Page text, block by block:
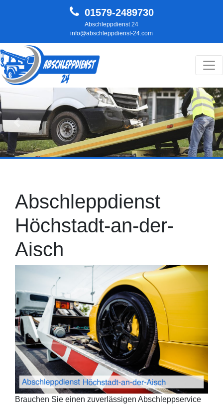
01579-2489730
Abschleppdienst 24
info@abschleppdienst-24.com
Hauptnavigation
Zurück
Abschleppdienst
Höchstadt-an-der-
Aisch
Brauchen Sie einen zuverlässigen Abschleppservice